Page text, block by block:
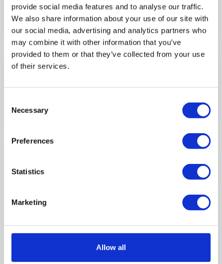
provide social media features and to analyse our traffic.
We also share information about your use of our site with
our social media, advertising and analytics partners who
may combine it with other information that you’ve
provided to them or that they’ve collected from your use
of their services.
Selection
Necessary
Preferences
Statistics
Marketing
Allow all
2
PLACÓWKI EDUKACYJNE: WARSZAWA, ŁÓDŹ
Nasze obszary
Dostępność usług